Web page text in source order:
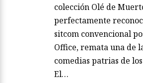
colección Olé de
perfectamente
sitcom convencional
Office, remata una de
comedias patrias de
El…